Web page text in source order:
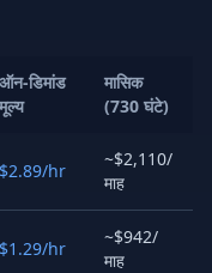
ऑन-डिमांड
मूल्य
मासिक
(730 घंटे)
$2.89/hr
~$2,110/
माह
$1.29/hr
~$942/
माह